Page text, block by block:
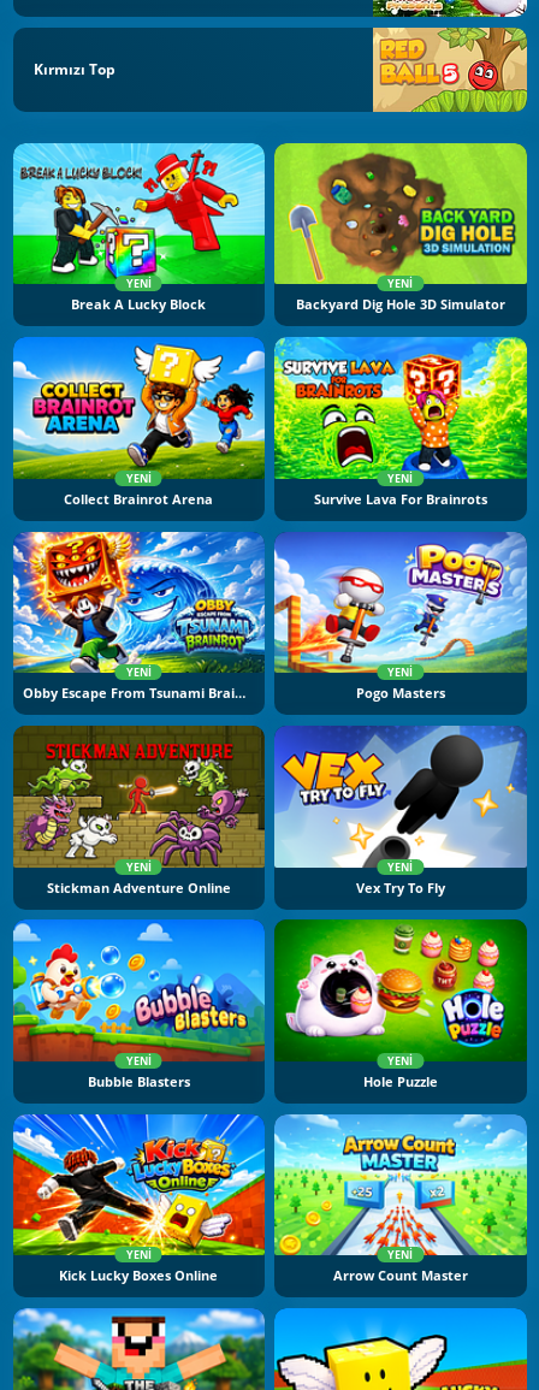
Kırmızı Top
YENI
Break A Lucky Block
YENI
Backyard Dig Hole 3D Simulator
YENI
Collect Brainrot Arena
YENI
Survive Lava For Brainrots
YENI
Obby Escape From Tsunami Brainrot
YENI
Pogo Masters
YENI
Stickman Adventure Online
YENI
Vex Try To Fly
YENI
Bubble Blasters
YENI
Hole Puzzle
YENI
Kick Lucky Boxes Online
YENI
Arrow Count Master